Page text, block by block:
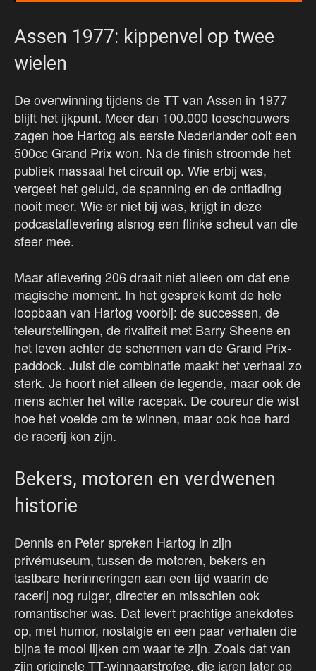
Assen 1977: kippenvel op twee
wielen
De overwinning tijdens de TT van Assen in 1977
blijft het ijkpunt. Meer dan 100.000 toeschouwers
zagen hoe Hartog als eerste Nederlander ooit een
500cc Grand Prix won. Na de finish stroomde het
publiek massaal het circuit op. Wie erbij was,
vergeet het geluid, de spanning en de ontlading
nooit meer. Wie er niet bij was, krijgt in deze
podcastaflevering alsnog een flinke scheut van die
sfeer mee.
Maar aflevering 206 draait niet alleen om dat ene
magische moment. In het gesprek komt de hele
loopbaan van Hartog voorbij: de successen, de
teleurstellingen, de rivaliteit met Barry Sheene en
het leven achter de schermen van de Grand Prix-
paddock. Juist die combinatie maakt het verhaal zo
sterk. Je hoort niet alleen de legende, maar ook de
mens achter het witte racepak. De coureur die wist
hoe het voelde om te winnen, maar ook hoe hard
de racerij kon zijn.
Bekers, motoren en verdwenen
historie
Dennis en Peter spreken Hartog in zijn
privémuseum, tussen de motoren, bekers en
tastbare herinneringen aan een tijd waarin de
racerij nog ruiger, directer en misschien ook
romantischer was. Dat levert prachtige anekdotes
op, met humor, nostalgie en een paar verhalen die
bijna te mooi lijken om waar te zijn. Zoals dat van
zijn originele TT-winnaarstrofee, die jaren later op